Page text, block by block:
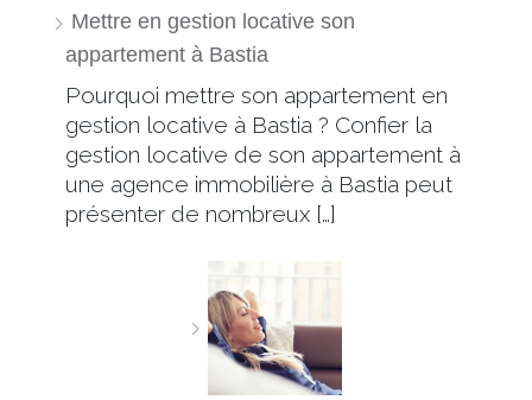
Mettre en gestion locative son
appartement à Bastia
Pourquoi mettre son appartement en
gestion locative à Bastia ? Confier la
gestion locative de son appartement à
une agence immobilière à Bastia peut
présenter de nombreux […]